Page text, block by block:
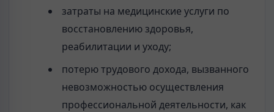
затраты на медицинские услуги по
восстановлению здоровья,
реабилитации и уходу;
потерю трудового дохода, вызванного
невозможностью осуществления
профессиональной деятельности, как